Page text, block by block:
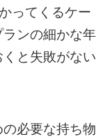
ってくるケー
ンの細かな年
と失敗がない
必要な持ち物